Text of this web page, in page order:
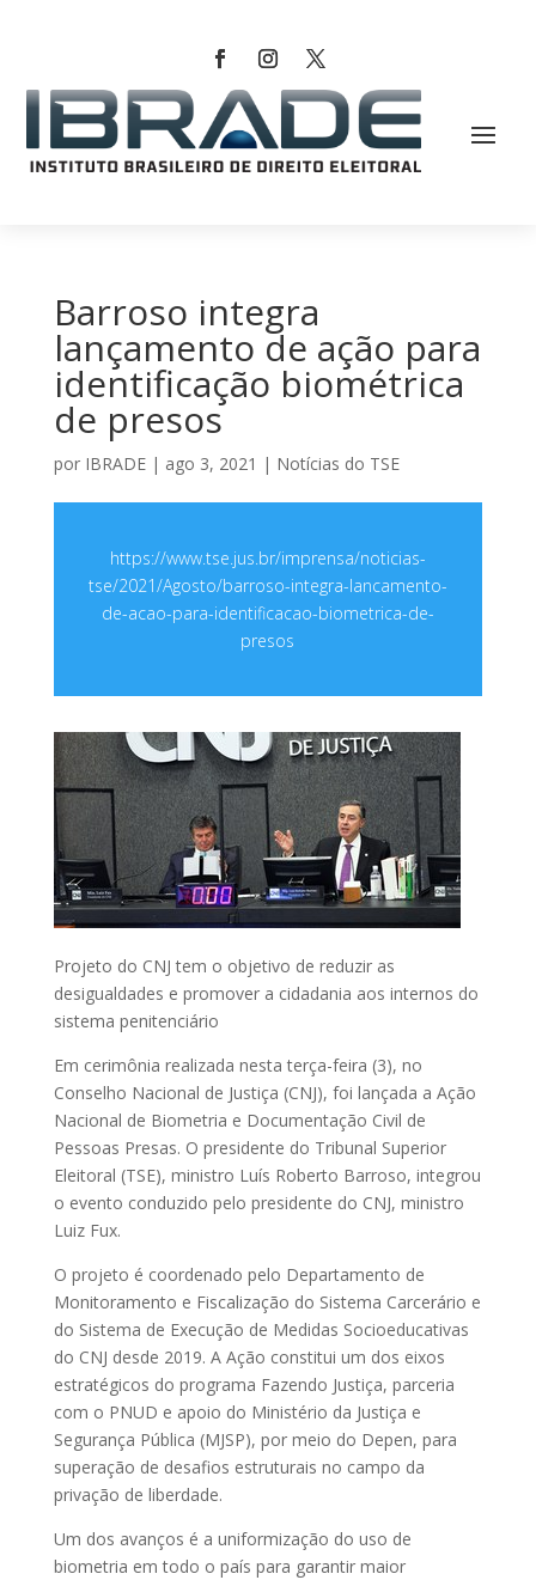
Barroso integra
lançamento de ação para
identificação biométrica
de presos
por IBRADE| ago 3, 2021 | Notícias do TSE
https://www.tse.jus.br/imprensa/noticias-
tse/2021/Agosto/barroso-integra-lancamento-
de-acao-para-identificacao-biometrica-de-
presos
Projeto do CNJ tem o objetivo de reduzir as
desigualdades e promover a cidadania aos internos do
sistema penitenciário
Em cerimônia realizada nesta terça-feira (3), no
Conselho Nacional de Justiça (CNJ), foi lançada a Ação
Nacional de Biometria e Documentação Civil de
Pessoas Presas. O presidente do Tribunal Superior
Eleitoral (TSE), ministro Luís Roberto Barroso, integrou
o evento conduzido pelo presidente do CNJ, ministro
Luiz Fux.
O projeto é coordenado pelo Departamento de
Monitoramento e Fiscalização do Sistema Carcerário e
do Sistema de Execução de Medidas Socioeducativas
do CNJ desde 2019. A Ação constitui um dos eixos
estratégicos do programa Fazendo Justiça, parceria
com o PNUD e apoio do Ministério da Justiça e
Segurança Pública (MJSP), por meio do Depen, para
superação de desafios estruturais no campo da
privação de liberdade.
Um dos avanços é a uniformização do uso de
biometria em todo o país para garantir maior